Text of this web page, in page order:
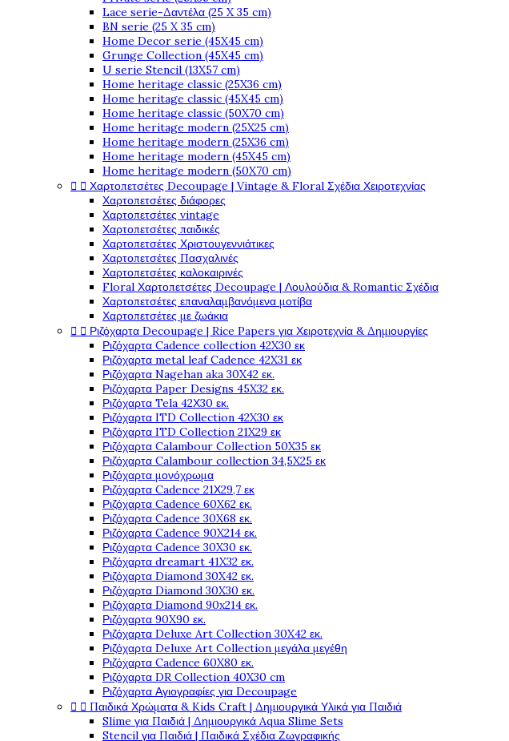
Lace serie-Δαντέλα (25 X 35 cm)
BN serie (25 X 35 cm)
Home Decor serie (45X45 cm)
Grunge Collection (45X45 cm)
U serie Stencil (13X57 cm)
Home heritage classic (25X36 cm)
Home heritage classic (45X45 cm)
Home heritage classic (50X70 cm)
Home heritage modern (25X25 cm)
Home heritage modern (25X36 cm)
Home heritage modern (45X45 cm)
Home heritage modern (50X70 cm)
  Χαρτοπετσέτες Decoupage | Vintage & Floral Σχέδια Χειροτεχνίας
Χαρτοπετσέτες διάφορες
Χαρτοπετσέτες vintage
Χαρτοπετσέτες παιδικές
Χαρτοπετσέτες Χριστουγεννιάτικες
Χαρτοπετσέτες Πασχαλινές
Χαρτοπετσέτες καλοκαιρινές
Floral Χαρτοπετσέτες Decoupage | Λουλούδια & Romantic Σχέδια
Χαρτοπετσέτες επαναλαμβανόμενα μοτίβα
Χαρτοπετσέτες με ζωάκια
  Ριζόχαρτα Decoupage | Rice Papers για Χειροτεχνία & Δημιουργίες
Ριζόχαρτα Cadence collection 42X30 εκ
Ριζόχαρτα metal leaf Cadence 42X31 εκ
Ριζόχαρτα Nagehan aka 30X42 εκ.
Ριζόχαρτα Paper Designs 45X32 εκ.
Ριζόχαρτα Tela 42Χ30 εκ.
Ριζόχαρτα ITD Collection 42X30 εκ
Ριζόχαρτα ITD Collection 21X29 εκ
Ριζόχαρτα Calambour Collection 50X35 εκ
Ριζόχαρτα Calambour collection 34,5X25 εκ
Ριζόχαρτα μονόχρωμα
Ριζόχαρτα Cadence 21Χ29,7 εκ
Ριζόχαρτα Cadence 60X62 εκ.
Ριζόχαρτα Cadence 30X68 εκ.
Ριζόχαρτα Cadence 90X214 εκ.
Ριζόχαρτα Cadence 30X30 εκ.
Ριζόχαρτα dreamart 41X32 εκ.
Ριζόχαρτα Diamond 30X42 εκ.
Ριζόχαρτα Diamond 30X30 εκ.
Ριζόχαρτα Diamond 90x214 εκ.
Ριζόχαρτα 90X90 εκ.
Ριζόχαρτα Deluxe Art Collection 30X42 εκ.
Ριζόχαρτα Deluxe Art Collection μεγάλα μεγέθη
Ριζόχαρτα Cadence 60X80 εκ.
Ριζόχαρτα DR Collection 40X30 cm
Ριζόχαρτα Αγιογραφίες για Decoupage
  Παιδικά Χρώματα & Kids Craft | Δημιουργικά Υλικά για Παιδιά
Slime για Παιδιά | Δημιουργικά Aqua Slime Sets
Stencil για Παιδιά | Παιδικά Σχέδια Ζωγραφικής